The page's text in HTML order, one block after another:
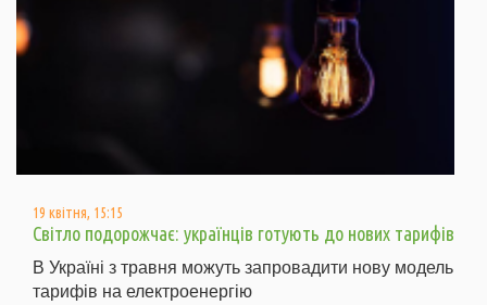
19 квітня, 15:15
Світло подорожчає: українців готують до нових тарифів
В Україні з травня можуть запровадити нову модель
тарифів на електроенергію